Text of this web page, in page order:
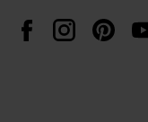
FacebookInstagram